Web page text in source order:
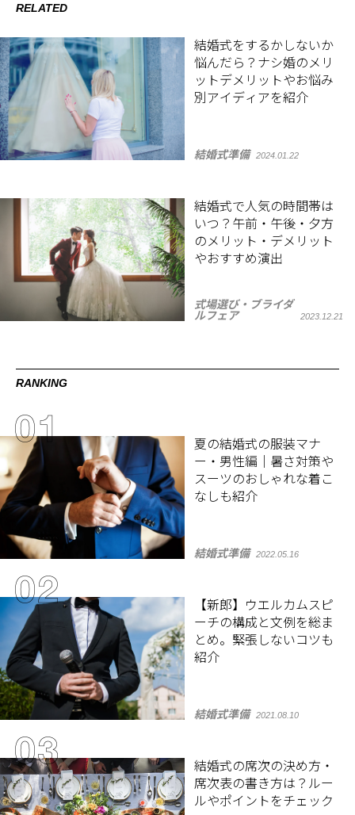
RELATED
結婚式をするかしないか
悩んだら？ナシ婚のメリ
ットデメリットやお悩み
別アイディアを紹介
結婚式準備 2024.01.22
結婚式で人気の時間帯は
いつ？午前・午後・夕方
のメリット・デメリット
やおすすめ演出
式場選び・ブライダ
ルフェア
2023.12.21
RANKING
夏の結婚式の服装マナ
ー・男性編｜暑さ対策や
スーツのおしゃれな着こ
なしも紹介
結婚式準備 2022.05.16
【新郎】ウエルカムスピ
ーチの構成と文例を総ま
とめ。緊張しないコツも
紹介
結婚式準備 2021.08.10
結婚式の席次の決め方・
席次表の書き方は？ルー
ルやポイントをチェック